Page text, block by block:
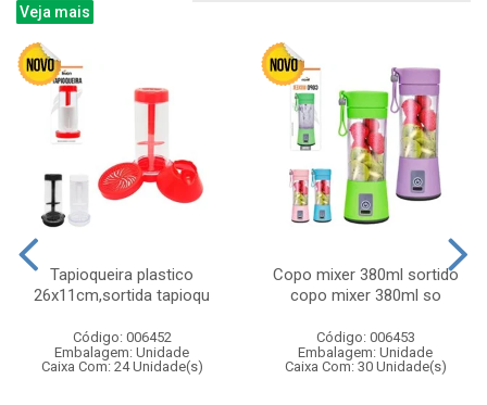
Veja mais
Tapioqueira plastico
26x11cm,sortida tapioqu
Código: 006452
Embalagem: Unidade
Caixa Com: 24 Unidade(s)
Copo mixer 380ml sortido
copo mixer 380ml so
Código: 006453
Embalagem: Unidade
Caixa Com: 30 Unidade(s)